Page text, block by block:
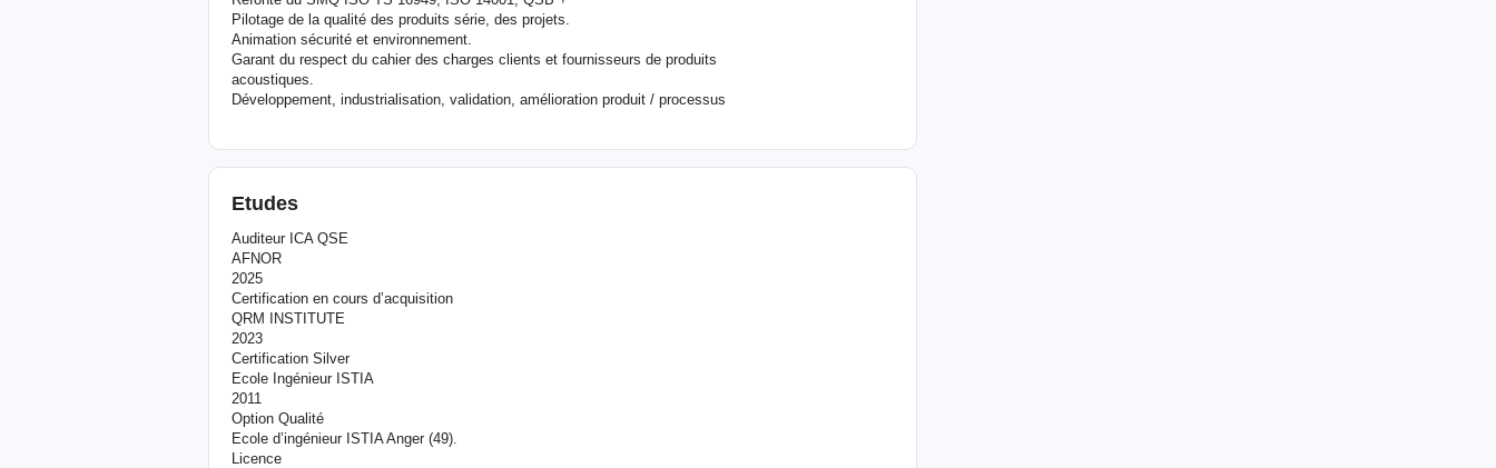
Pilotage de la qualité des produits série, des projets.
Animation sécurité et environnement.
Garant du respect du cahier des charges clients et fournisseurs de produits
acoustiques.
Développement, industrialisation, validation, amélioration produit / processus
Etudes
Auditeur ICA QSE
AFNOR
2025
Certification en cours d’acquisition
QRM INSTITUTE
2023
Certification Silver
Ecole Ingénieur ISTIA
2011
Option Qualité
Ecole d’ingénieur ISTIA Anger (49).
Licence